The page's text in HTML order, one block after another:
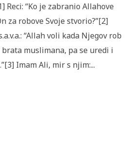
“Ko je zabranio Allahove
za robove Svoje stvorio?”[2]
“Allah voli kada Njegov rob
brata muslimana, pa se uredi i
Imam Ali, mir s njim:...